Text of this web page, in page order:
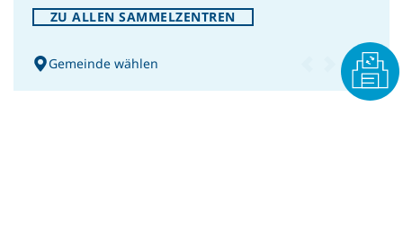
ZU ALLEN SAMMELZENTREN
Gemeinde wählen